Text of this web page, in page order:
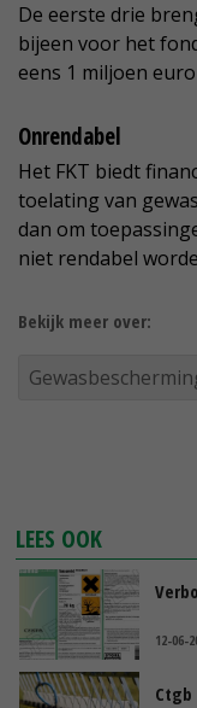
De eerste drie
bijeen voor het
eens 1 miljoen
Onrendabel
Het FKT biedt
toelating van
dan om
niet rendabel
Bekijk meer over:
LEES OOK
12-06-